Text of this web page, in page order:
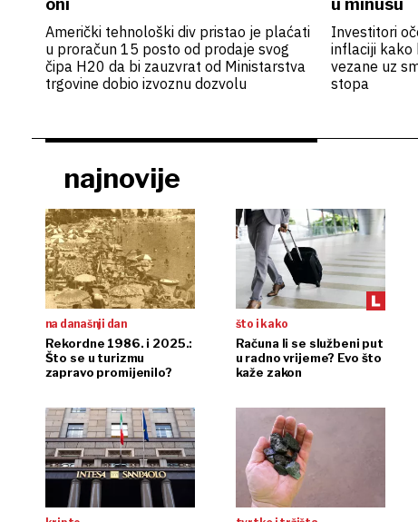
oni
Američki tehnološki div pristao je plaćati
u proračun 15 posto od prodaje svog
čipa H20 da bi zauzvrat od Ministarstva
trgovine dobio izvoznu dozvolu
u minusu
Investitori
inflaciji kako
vezane uz
stopa
najnovije
na današnji dan
Rekordne 1986. i 2025.:
Što se u turizmu
zapravo promijenilo?
što i kako
Računa li se službeni put
u radno vrijeme? Evo što
kaže zakon